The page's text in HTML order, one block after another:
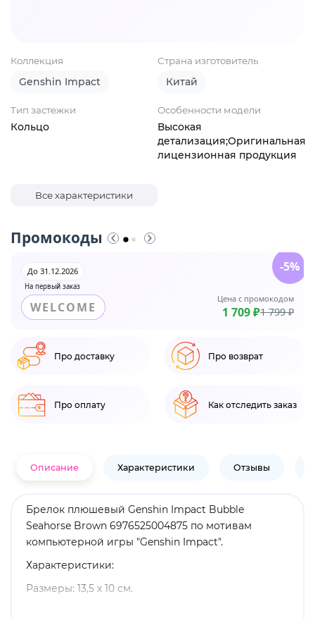
Коллекция
Genshin Impact
Страна изготовитель
Китай
Тип застежки
Кольцо
Особенности модели
Высокая
детализация;Оригинальная
лицензионная продукция
Все характеристики
Промокоды
На первый заказ
До 31.12.2026
WELCOME
Цена с промокодом
1 709 ₽1 799 ₽
-5%
Про доставку Про возврат
Про оплату Как отследить заказ
Описание Характеристики Отзывы
Брелок плюшевый Genshin Impact Bubble
Seahorse Brown 6976525004875 по мотивам
компьютерной игры "Genshin Impact".
Характеристики:
Размеры: 13,5 х 10 см.